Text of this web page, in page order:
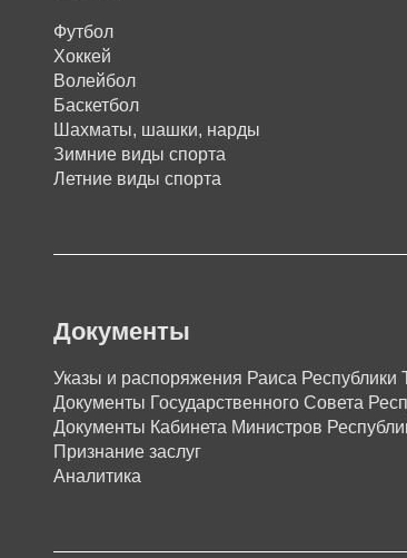
Футбол
Хоккей
Волейбол
Баскетбол
Шахматы, шашки, нарды
Зимние виды спорта
Летние виды спорта
Документы
Указы и распоряжения Раиса Республики
Документы Государственного Совета
Документы Кабинета Министров
Признание заслуг
Аналитика